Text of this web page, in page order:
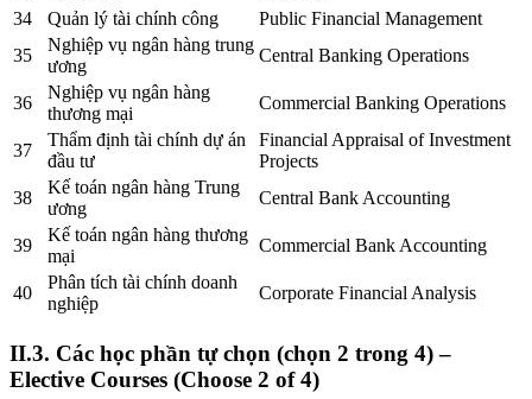
34
Quản lý tài chính công
Public Financial Management
35
Nghiệp vụ ngân hàng trung
ương
Central Banking Operations
36
Nghiệp vụ ngân hàng
thương mại
Commercial Banking Operations
37
Thẩm định tài chính dự án
đầu tư
Financial Appraisal of Investment
Projects
38
Kế toán ngân hàng Trung
ương
Central Bank Accounting
39
Kế toán ngân hàng thương
mại
Commercial Bank Accounting
40
Phân tích tài chính doanh
nghiệp
Corporate Financial Analysis
II.3. Các học phần tự chọn (chọn 2 trong 4) –
Elective Courses (Choose 2 of 4)